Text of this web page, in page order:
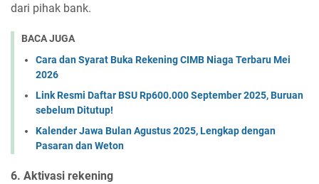
dari pihak bank.
BACA JUGA
Cara dan Syarat Buka Rekening CIMB Niaga Terbaru Mei
2026
Link Resmi Daftar BSU Rp600.000 September 2025, Buruan
sebelum Ditutup!
Kalender Jawa Bulan Agustus 2025, Lengkap dengan
Pasaran dan Weton
6. Aktivasi rekening